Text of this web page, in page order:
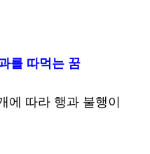
를 따먹는 꿈
에 따라 행과 불행이